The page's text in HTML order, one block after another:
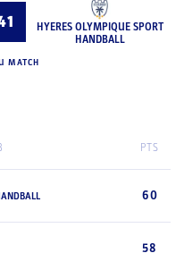
HYERES OLYMPIQUE SPORT
HANDBALL
MATCH
PTS
60
58